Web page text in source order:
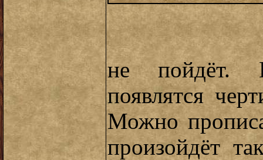
не пойдёт.
появлятся
Можно
произойдёт